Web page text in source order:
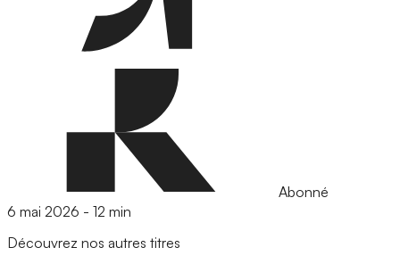
Abonné
6 mai 2026 - 12 min
Découvrez nos autres titres